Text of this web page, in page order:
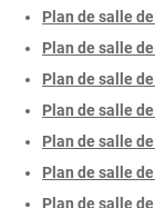
Plan de salle
Plan de salle
Plan de salle
Plan de salle
Plan de salle
Plan de salle
Plan de salle